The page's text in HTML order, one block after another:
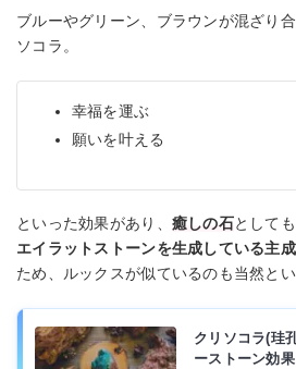
ブルーやグリーン、ブラウンが混ざり
ソコラ。
幸福を運ぶ
願いを叶える
といった効果があり、 癒しの石として
エイラットストーンを生成している主
ため、ルックスが似ているのも当然とい
クリソコラ(珪
ーストーン効